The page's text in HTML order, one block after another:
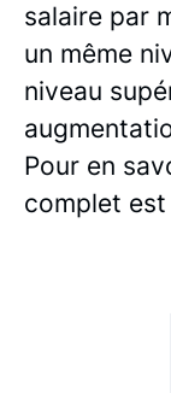
salaire par
un même
niveau
Pour en
complet